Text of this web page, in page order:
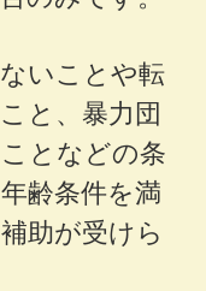
いことや転
と、暴力団
となどの条
齢条件を満
助が受けら